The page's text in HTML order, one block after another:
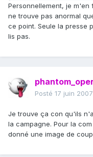
Personnellement, je
ne trouve pas anormal
ce point. Seule la presse
lis pas.
Posté 17 juin 2007
Je trouve ça con qu'ils
la campagne. Pour la
donné une image de